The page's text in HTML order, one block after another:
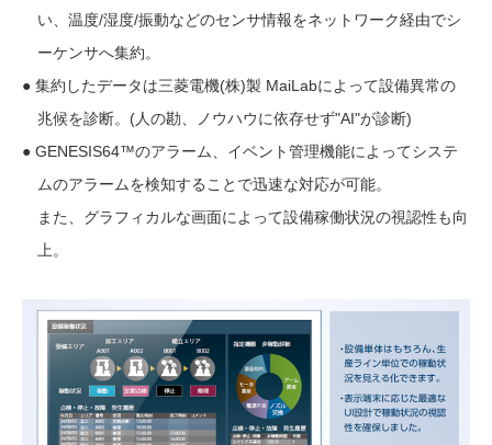
い、温度/湿度/振動などのセンサ情報をネットワーク経由でシ
ーケンサへ集約。
● 集約したデータは三菱電機(株)製 MaiLabによって設備異常の
兆候を診断。(人の勘、ノウハウに依存せず"AI"が診断)
● GENESIS64™のアラーム、イベント管理機能によってシステ
ムのアラームを検知することで迅速な対応が可能。
また、グラフィカルな画面によって設備稼働状況の視認性も向
上。